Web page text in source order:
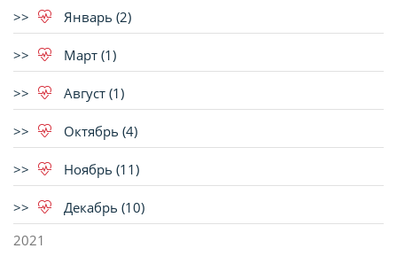
Январь (2)
Март (1)
Август (1)
Октябрь (4)
Ноябрь (11)
Декабрь (10)
2021